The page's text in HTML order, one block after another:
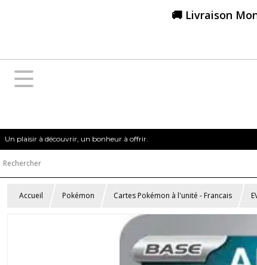
🚚 Livraison
Un plaisir à découvrir, un bonheur à offrir.
Accueil Pokémon Cartes Pokémon à l'unité - Francais